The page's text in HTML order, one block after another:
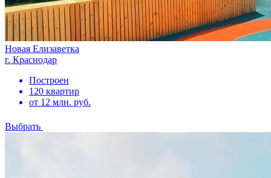
Новая Елизаветка
г. Краснодар
Построен
120 квартир
от 12 млн. руб.
Выбрать